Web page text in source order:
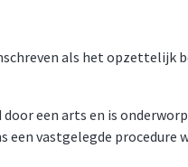
als het opzettelijk
een arts en is
vastgelegde procedure